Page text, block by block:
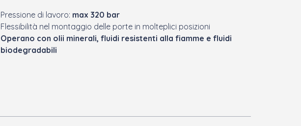
Pressione di lavoro: max 320 bar
Flessibilità nel montaggio delle porte in molteplici posizioni
Operano con olii minerali, fluidi resistenti alla fiamme e fluidi
biodegradabili